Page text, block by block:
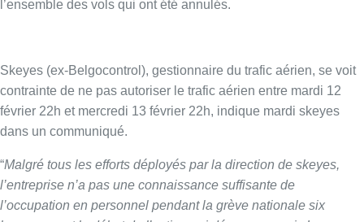
heures avant le début de l’action qui démarre ce soir. Les
skeyes.
L’espace aérien ne sera pas complètement fermé durant la
grève. Un service minimum est toujours assuré pour les vols
médicaux, les atterrissages d’urgence, les vols militaires ou
gouvernementaux. Un service minimum tel que prévu pour le
rail n’est toutefois pas prévu chez les contrôleurs aériens.